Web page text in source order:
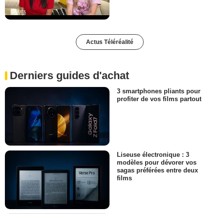
Actus Téléréalité
Derniers guides d'achat
3 smartphones pliants pour
profiter de vos films partout
Liseuse électronique : 3
modèles pour dévorer vos
sagas préférées entre deux
films